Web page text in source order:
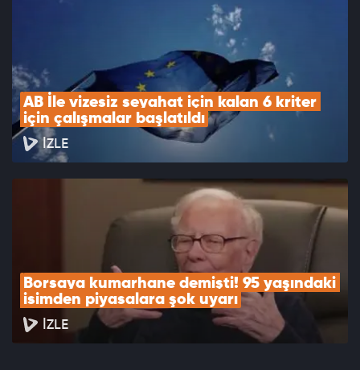
AB İle vizesiz seyahat için kalan 6 kriter
için çalışmalar başlatıldı
İZLE
Borsaya kumarhane demişti! 95 yaşındaki
isimden piyasalara şok uyarı
İZLE